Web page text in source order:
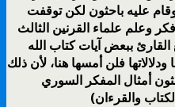
عليه باحثون لكن توقفت
وعلم علماء القرنين الثالث
ببعض آيات كتاب الله
فلن أمسها هنا، لأن ذلك
أمثال المفكر السوري